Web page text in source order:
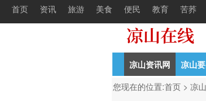
首页 资讯 旅游 美食 便民 教育 苦荞
甘洛县2022年初公开考核招聘中学教
凉山资讯网 凉山
您现在的位置:首页 > 凉